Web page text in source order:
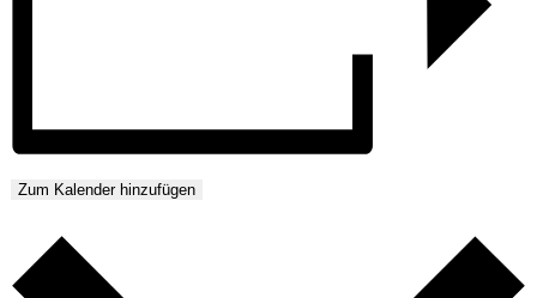
Zum Kalender hinzufügen